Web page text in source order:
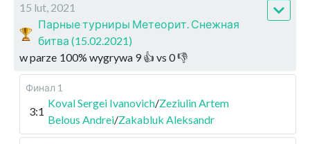
15 lut, 2021
Парные турниры Метеорит. Снежная
битва (15.02.2021)
w parze 100% wygrywa 9👍 vs 0👎
Финал 1
3:1
Koval Sergei Ivanovich/Zeziulin Artem
Belous Andrei/Zakabluk Aleksandr